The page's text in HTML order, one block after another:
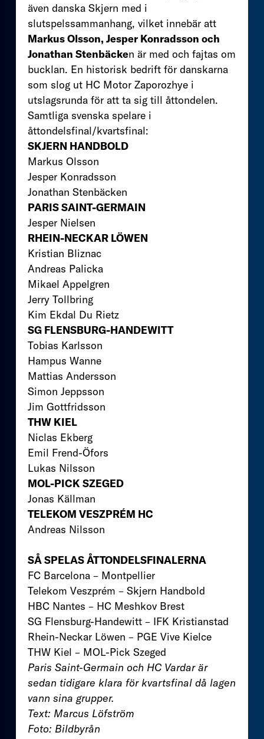
även danska Skjern med i
slutspelssammanhang, vilket innebär att
Markus Olsson, Jesper Konradsson och
Jonathan Stenbäcken är med och fajtas om
bucklan. En historisk bedrift för danskarna
som slog ut HC Motor Zaporozhye i
utslagsrunda för att ta sig till åttondelen.
Samtliga svenska spelare i
åttondelsfinal/kvartsfinal:
SKJERN HANDBOLD
Markus Olsson
Jesper Konradsson
Jonathan Stenbäcken
PARIS SAINT-GERMAIN
Jesper Nielsen
RHEIN-NECKAR LÖWEN
Kristian Bliznac
Andreas Palicka
Mikael Appelgren
Jerry Tollbring
Kim Ekdal Du Rietz
SG FLENSBURG-HANDEWITT
Tobias Karlsson
Hampus Wanne
Mattias Andersson
Simon Jeppsson
Jim Gottfridsson
THW KIEL
Niclas Ekberg
Emil Frend-Öfors
Lukas Nilsson
MOL-PICK SZEGED
Jonas Källman
TELEKOM VESZPRÉM HC
Andreas Nilsson
SÅ SPELAS ÅTTONDELSFINALERNA
FC Barcelona – Montpellier
Telekom Veszprém – Skjern Handbold
HBC Nantes – HC Meshkov Brest
SG Flensburg-Handewitt – IFK Kristianstad
Rhein-Neckar Löwen – PGE Vive Kielce
THW Kiel – MOL-Pick Szeged
Paris Saint-Germain och HC Vardar är
sedan tidigare klara för kvartsfinal då lagen
vann sina grupper.
Text: Marcus Löfström
Foto: Bildbyrån